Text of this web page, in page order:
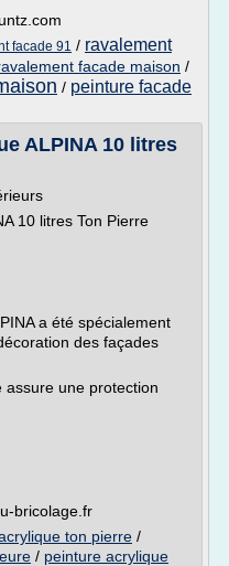
facade 91 / ravalement
facade maison /
/ peinture facade
ALPINA 10 litres
10 litres Ton Pierre
a été spécialement
des façades
assure une protection
bricolage.fr
ton pierre /
/ peinture acrylique